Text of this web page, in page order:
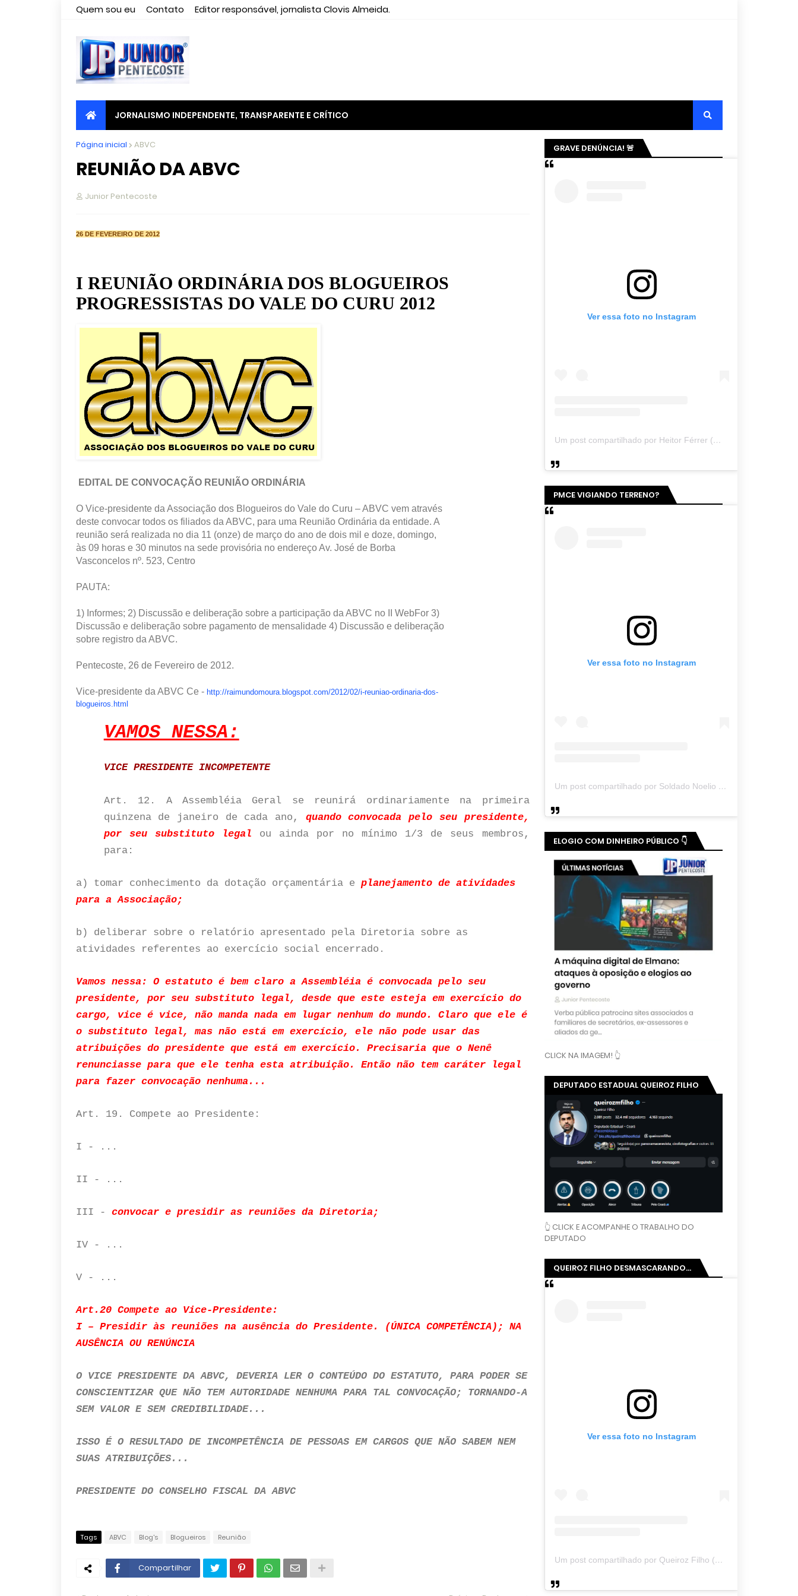
Quem sou eu Contato Editor responsável, jornalista Clovis Almeida.
JORNALISMO INDEPENDENTE, TRANSPARENTE E CRÍTICO
Página inicial ABVC
REUNIÃO DA ABVC
Junior Pentecoste
26 DE FEVEREIRO DE 2012
I REUNIÃO ORDINÁRIA DOS BLOGUEIROS
PROGRESSISTAS DO VALE DO CURU 2012
EDITAL DE CONVOCAÇÃO REUNIÃO ORDINÁRIA
O Vice-presidente da Associação dos Blogueiros do Vale do Curu – ABVC vem através
deste convocar todos os filiados da ABVC, para uma Reunião Ordinária da entidade. A
reunião será realizada no dia 11 (onze) de março do ano de dois mil e doze, domingo,
às 09 horas e 30 minutos na sede provisória no endereço Av. José de Borba
Vasconcelos nº. 523, Centro
PAUTA:
1) Informes; 2) Discussão e deliberação sobre a participação da ABVC no II WebFor 3)
Discussão e deliberação sobre pagamento de mensalidade 4) Discussãoe deliberação
sobre registro da ABVC.
Pentecoste, 26 de Fevereiro de 2012.
Vice-presidente da ABVC Ce - http://raimundomoura.blogspot.com/2012/02/i-reuniao-ordinaria-dos-
blogueiros.html
VAMOS NESSA:
VICE PRESIDENTE INCOMPETENTE
Art. 12. A Assembléia Geral se reunirá ordinariamente na primeira
quinzena de janeiro de cada ano, quando convocada pelo seu presidente,
por seu substituto legal ou ainda por no mínimo 1/3 de seus membros,
para:
a) tomar conhecimento da dotação orçamentária e planejamento de atividades
para a Associação;
b) deliberar sobre o relatório apresentado pela Diretoria sobre as
atividades referentes ao exercício social encerrado.
Vamos nessa: O estatuto é bem claro a Assembléia é convocada pelo seu
presidente, por seu substituto legal, desde que este esteja em exercício do
cargo, vice é vice, não manda nada em lugar nenhum do mundo. Claro que ele é
o substituto legal, mas não está em exercício, ele não pode usar das
atribuições do presidente que está em exercício. Precisaria que o Nenê
renunciasse para que ele tenha esta atribuição. Então não tem caráter legal
para fazer convocação nenhuma...
Art. 19. Compete ao Presidente:
I - ...
II - ...
III - convocar e presidir as reuniões da Diretoria;
IV - ...
V - ...
Art.20 Compete ao Vice-Presidente:
I – Presidir às reuniões na ausência do Presidente. (ÚNICA COMPETÊNCIA); NA
AUSÊNCIA OU RENÚNCIA
O VICE PRESIDENTE DA ABVC, DEVERIA LER O CONTEÚDO DO ESTATUTO, PARA PODER SE
CONSCIENTIZAR QUE NÃO TEM AUTORIDADE NENHUMA PARA TAL CONVOCAÇÃO; TORNANDO-A
SEM VALOR E SEM CREDIBILIDADE...
ISSO É O RESULTADO DE INCOMPETÊNCIA DE PESSOAS EM CARGOS QUE NÃO SABEM NEM
SUAS ATRIBUIÇÕES...
PRESIDENTE DO CONSELHO FISCAL DA ABVC
Tags ABVC Blog's Blogueiros Reunião
Compartilhar
GRAVE DENÚNCIA! 🚨
Ver essa foto no Instagram
Um post compartilhado por Heitor Férrer (@heitor_ferrer77)
PMCE VIGIANDO TERRENO?
Ver essa foto no Instagram
Um post compartilhado por Soldado Noelio (@soldadonoelio)
ELOGIO COM DINHEIRO PÚBLICO 👇
CLICK NA IMAGEM! 👆
DEPUTADO ESTADUAL QUEIROZ FILHO
👆 CLICK E ACOMPANHE O TRABALHO DO
DEPUTADO
QUEIROZ FILHO DESMASCARANDO...
Ver essa foto no Instagram
Um post compartilhado por Queiroz Filho (@queirozmfilho)